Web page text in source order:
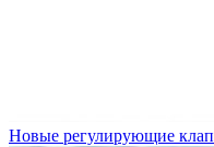
Новые регулирующие